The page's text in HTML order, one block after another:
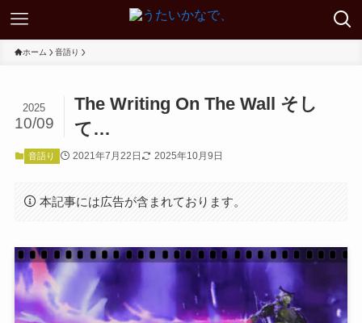
ホーム 音語り
The Writing On The Wall そし
て…
2025
10/09
音語り 2021年7月22日 2025年10月9日
本記事には広告が含まれております。